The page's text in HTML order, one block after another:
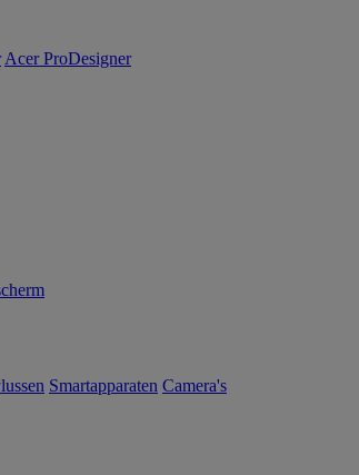
Acer ProDesigner
Smartapparaten Camera's